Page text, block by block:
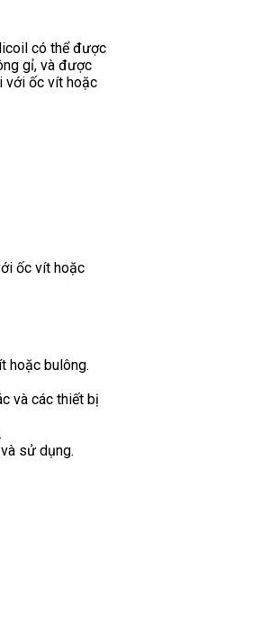
có thể được
gỉ, và được
với ốc vít hoặc
ốc vít hoặc
hoặc bulông.
và các thiết bị
sử dụng.